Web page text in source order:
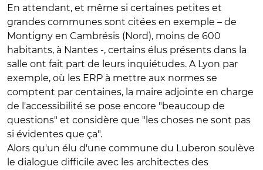
En attendant, et même si certaines petites et
grandes communes sont citées en exemple – de
Montigny en Cambrésis (Nord), moins de 600
habitants, à Nantes -, certains élus présents dans la
salle ont fait part de leurs inquiétudes. A Lyon par
exemple, où les ERP à mettre aux normes se
comptent par centaines, la maire adjointe en charge
de l'accessibilité se pose encore "beaucoup de
questions" et considère que "les choses ne sont pas
si évidentes que ça".
Alors qu'un élu d'une commune du Luberon soulève
le dialogue difficile avec les architectes des